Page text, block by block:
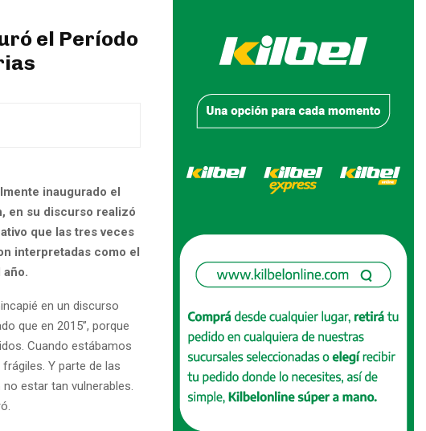
el Período
inaugurado el
en su discurso realizó
que las tres veces
interpretadas como el
en un discurso
que en 2015”, porque
Cuando estábamos
Y parte de las
estar tan vulnerables.